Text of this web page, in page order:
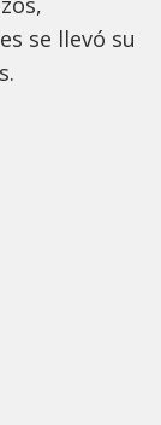
se llevó su